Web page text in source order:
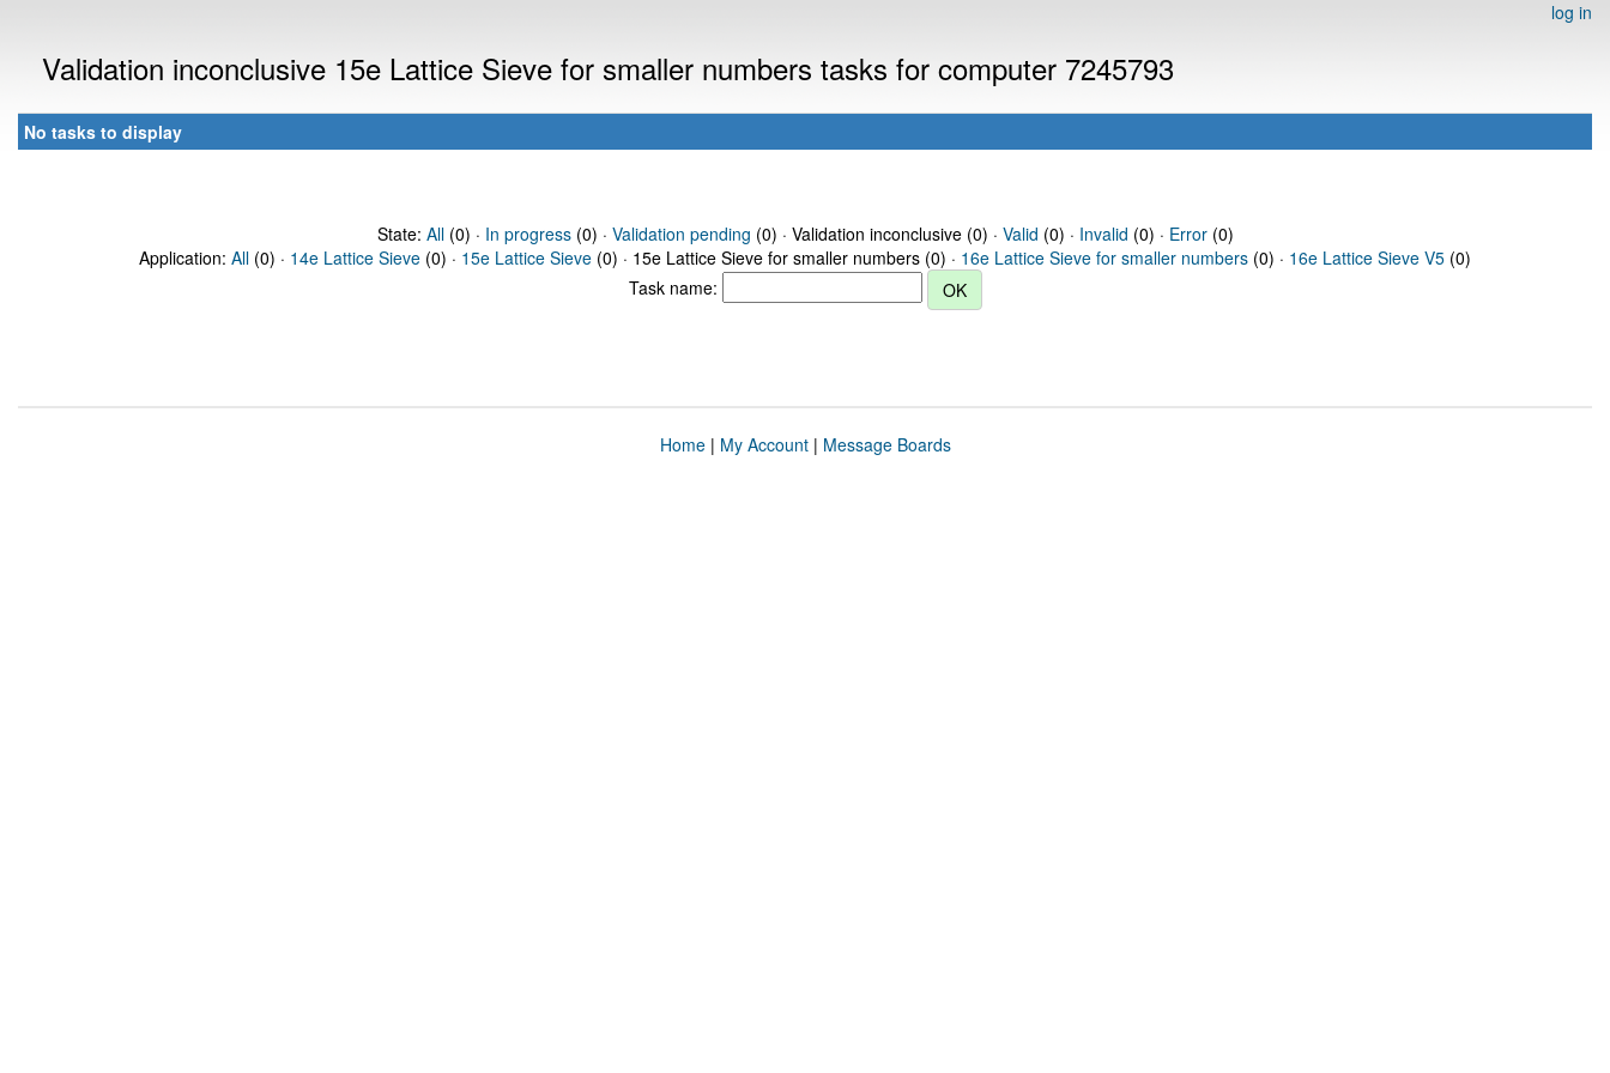
log in
Validation inconclusive 15e Lattice Sieve for smaller numbers tasks for computer 7245793
No tasks to display
State: All(0) · In progress(0) · Validation pending (0) · Validation inconclusive (0) · Valid (0) · Invalid (0) · Error(0)
Application: All (0) · 14e Lattice Sieve (0) · 15e Lattice Sieve (0) · 15e Lattice Sieve for smaller numbers (0) · 16e Lattice Sieve for smaller numbers (0) · 16e Lattice Sieve V5 (0)
Task name:
Home| My Account| Message Boards